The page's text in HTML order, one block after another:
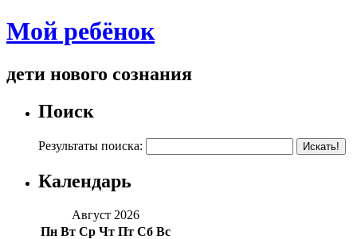
Мой ребёнок
дети нового сознания
Поиск
Результаты поиска:
Календарь
Август 2026
Пн Вт Ср Чт Пт Сб Вс